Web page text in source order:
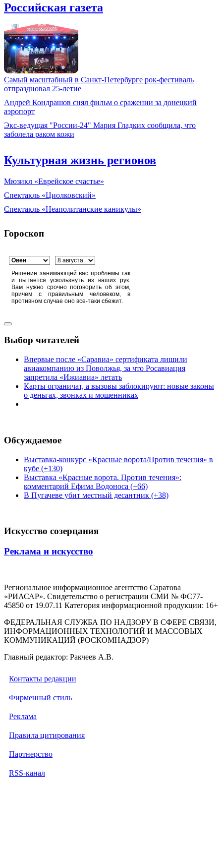
Российская газета
Самый масштабный в Санкт-Петербурге рок-фестиваль
отпраздновал 25-летие
Андрей Кондрашов снял фильм о сражении за донецкий
аэропорт
Экс-ведущая "России-24" Мария Гладких сообщила, что
заболела раком кожи
Культурная жизнь регионов
Мюзикл «Еврейское счастье»
Спектакль «Циолковский»
Спектакль «Неаполитанские каникулы»
Гороскоп
Решение занимающей вас проблемы так
и пытается ускользнуть из ваших рук.
Вам нужно срочно поговорить об этом,
причем с правильным человеком, в
противном случае оно все-таки сбежит.
Выбор читателей
Впервые после «Саравиа» сертификата лишили
авиакомпанию из Поволжья, за что Росавиация
запретила «Ижиавиа» летать
Карты ограничат, а вызовы заблокируют: новые законы
о деньгах, звонках и мошенниках
Обсуждаемое
Выставка-конкурс «Красные ворота/Против течения» в
кубе (+130)
Выставка «Красные ворота. Против течения»:
комментарий Ефима Водоноса (+66)
В Пугачеве убит местный десантник (+38)
Искусство созерцания
Реклама и искусство
Региональное информационное агентство Саратова
«РИАСАР». Свидетельство о регистрации СМИ № ФС77-
45850 от 19.07.11 Категория информационной продукции: 16+
ФЕДЕРАЛЬНАЯ СЛУЖБА ПО НАДЗОРУ В СФЕРЕ СВЯЗИ,
ИНФОРМАЦИОННЫХ ТЕХНОЛОГИЙ И МАССОВЫХ
КОММУНИКАЦИЙ (РОСКОМНАДЗОР)
Главный редактор: Ракчеев А.В.
Контакты редакции
Фирменный стиль
Реклама
Правила цитирования
Партнерство
RSS-канал